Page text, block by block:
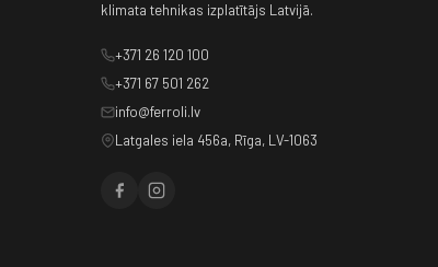
klimata tehnikas izplatītājs Latvijā.
+371 26 120 100
+371 67 501 262
info@ferroli.lv
Latgales iela 456a, Rīga, LV-1063